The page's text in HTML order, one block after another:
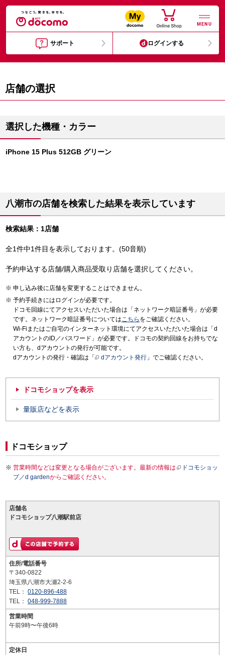
MENU
サポート ログインする
店舗の選択
選択した機種・カラー
iPhone 15 Plus 512GB グリーン
八潮市の店舗を検索した結果を表示しています
検索結果：1店舗
全1件中1件目を表示しております。(50音順)
予約申込する店舗/購入商品受取り店舗を選択してください。
申し込み後に店舗を変更することはできません。
予約手続きにはログインが必要です。
ドコモ回線にてアクセスいただいた場合は「ネットワーク暗証番号」が必要
です。ネットワーク暗証番号についてはこちら をご確認ください。
Wi-Fiまたはご自宅のインターネット環境にてアクセスいただいた場合は「d
アカウントのID／パスワード」が必要です。ドコモの契約回線をお持ちでな
い方も、dアカウントの発行が可能です。
dアカウントの発行・確認は「
dアカウント発行 」でご確認ください。
ドコモショップを表示
量販店などを表示
ドコモショップ
営業時間などは変更となる場合がございます。最新の情報は
ドコモショッ
プ／d gardenからご確認ください。
店舗名
ドコモショップ八潮駅前店
住所/電話番号
〒340-0822
埼玉県八潮市大瀬2-2-6
TEL： 0120-896-488
TEL： 048-999-7888
営業時間
午前9時〜午後6時
定休日